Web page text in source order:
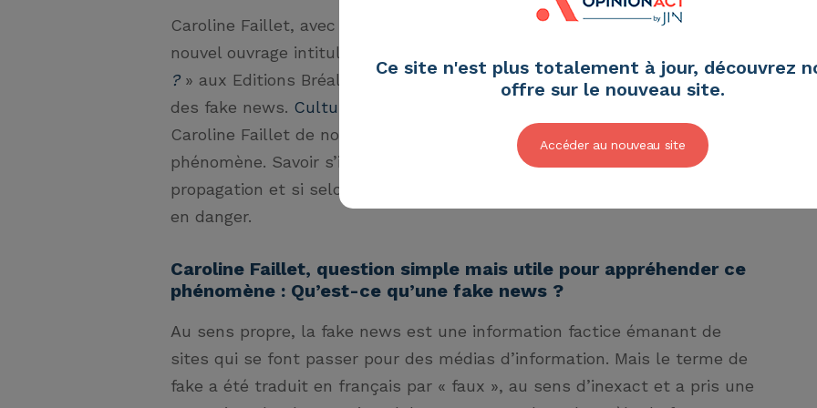
Caroline Faillet, avec la collaboration de Marc O. Ezrati, on publié un
nouvel ouvrage intitulé «
?» aux Editions Bréal. Un livre proposant une radiographie du phénomène
des fake news. Culture RP
Caroline Faillet de nous présenter les enjeux stratégiques de ce
phénomène. Savoir s’il faut s’en inquiéter, comment lutter face à sa
propagation et si selon elle la « réalité » démocratique et économique est
en danger.
Caroline Faillet, question simple mais utile pour appréhender ce
phénomène : Qu’est-ce qu’une fake news ?
Au sens propre, la fake news est une information factice émanant de
sites qui se font passer pour des médias d’information. Mais le terme de
fake a été traduit en français par « faux », au sens d’inexact et a pris une
Ce site n'est plus totalement à jour, découvrez
offre sur le nouveau site.
Accéder au nouveau site